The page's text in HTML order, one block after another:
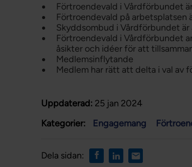
Förtroendevald i Vårdförbundet
Förtroendevald på arbetsplatsen
Skyddsombud i Vårdförbundet
Förtroendevald i Vårdförbundet
åsikter och idéer för att
Medlemsinflytande
Medlem har rätt att delta i val av
Uppdaterad: 25 jan 2024
Kategorier:
Engagemang
Dela sidan: